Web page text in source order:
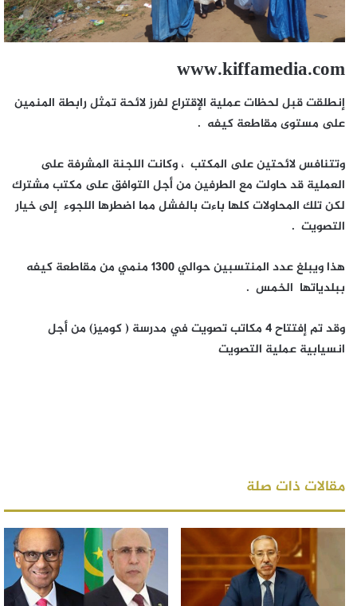
www.kiffamedia.com
إنطلقت قبل لحظات عملية الإقتراع لفرز لائحة تمثل رابطة المنمين
على مستوى مقاطعة كيفه .
وتتنافس لائحتين على المكتب ، وكانت اللجنة المشرفة على
العملية قد حاولت مع الطرفين من أجل التوافق على مكتب مشترك
لكن تلك المحاولات كلها باءت بالفشل مما اضطرها اللجوء إلى خيار
التصويت .
هذا ويبلغ عدد المنتسبين حوالي 1300 منمي من مقاطعة كيفه
ببلدياتها الخمس .
وقد تم إفتتاح 4 مكاتب تصويت في مدرسة ( كوميز) من أجل
انسيابية عملية التصويت
مقالات ذات صلة